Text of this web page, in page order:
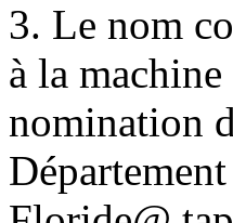
3. Le nom
à la
nomination